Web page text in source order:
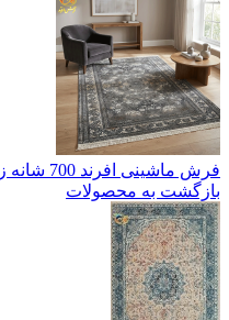
فرش ماشینی افرند 700 شانه زمینه فیلی کد 7783
بازگشت به محصولات